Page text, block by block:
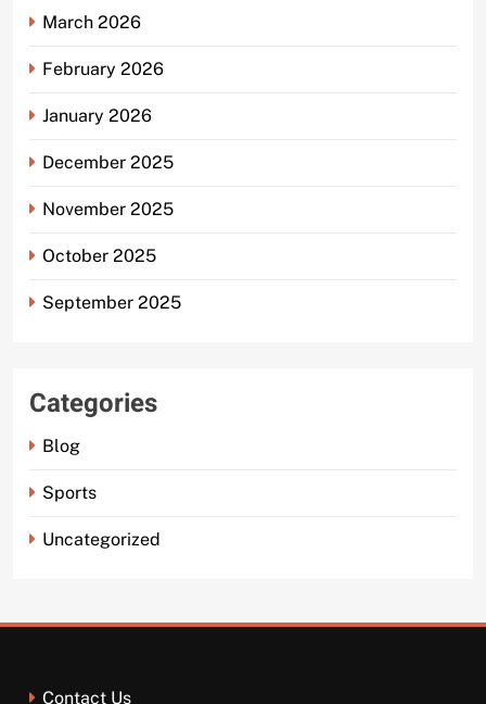
March 2026
February 2026
January 2026
December 2025
November 2025
October 2025
September 2025
Categories
Blog
Sports
Uncategorized
Contact Us